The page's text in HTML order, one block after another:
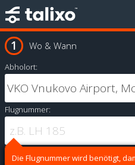
Wo & Wann
Abholort:
Flugnummer:
Die Flugnummer wird benötigt,